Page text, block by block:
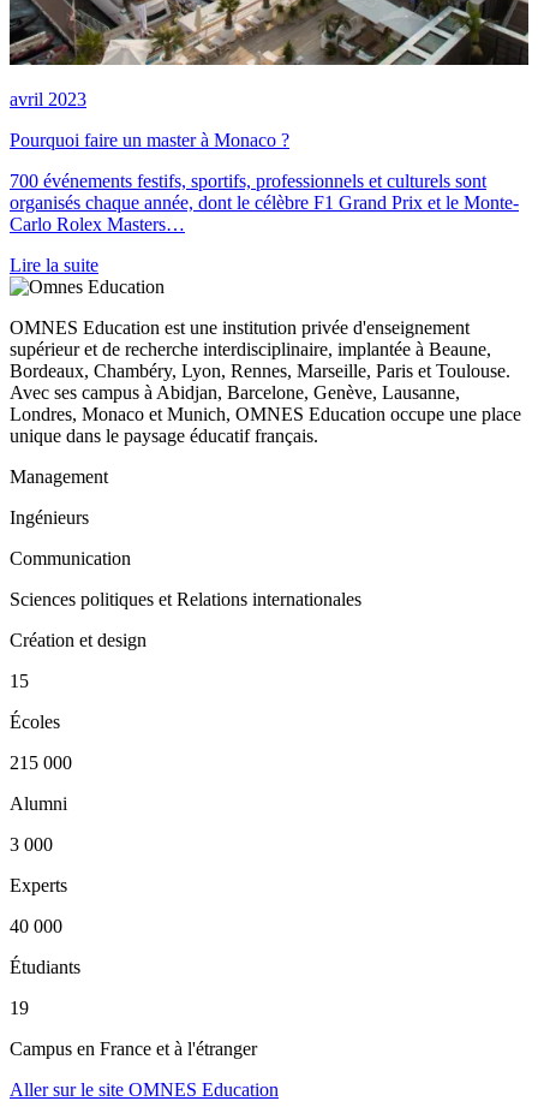
avril 2023
Pourquoi faire un master à Monaco ?
700 événements festifs, sportifs, professionnels et culturels sont
organisés chaque année, dont le célèbre F1 Grand Prix et le Monte-
Carlo Rolex Masters…
Lire la suite
OMNES Education est une institution privée d'enseignement
supérieur et de recherche interdisciplinaire, implantée à Beaune,
Bordeaux, Chambéry, Lyon, Rennes, Marseille, Paris et Toulouse.
Avec ses campus à Abidjan, Barcelone, Genève, Lausanne,
Londres, Monaco et Munich, OMNES Education occupe une place
unique dans le paysage éducatif français.
Management
Ingénieurs
Communication
Sciences politiques et Relations internationales
Création et design
15
Écoles
215 000
Alumni
3 000
Experts
40 000
Étudiants
19
Campus en France et à l'étranger
Aller sur le site OMNES Education